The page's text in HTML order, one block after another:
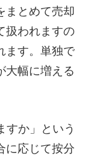
まとめて売却
扱われますの
ます。単独で
大幅に増える
すか」という
に応じて按分